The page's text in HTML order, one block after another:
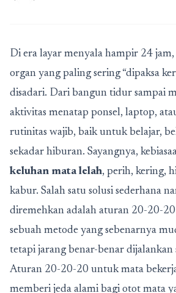
Di era layar menyala hampir 24 jam,
organ yang paling sering “dipaksa
disadari. Dari bangun tidur sampai
aktivitas menatap ponsel, laptop,
rutinitas wajib, baik untuk belajar,
sekadar hiburan. Sayangnya,
keluhan mata lelah, perih, kering,
kabur. Salah satu solusi sederhana
diremehkan adalah aturan 20-20-
sebuah metode yang sebenarnya
tetapi jarang benar-benar dijalankan
Aturan 20-20-20 untuk mata
memberi jeda alami bagi otot mata